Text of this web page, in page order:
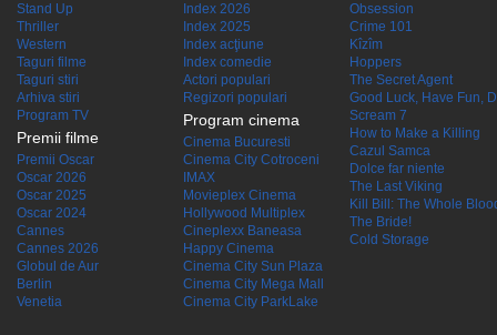
Stand Up
Thriller
Western
Taguri filme
Taguri stiri
Arhiva stiri
Program TV
Premii filme
Premii Oscar
Oscar 2026
Oscar 2025
Oscar 2024
Cannes
Cannes 2026
Globul de Aur
Berlin
Venetia
Index 2026
Index 2025
Index acţiune
Index comedie
Actori populari
Regizori populari
Program cinema
Cinema Bucuresti
Cinema City Cotroceni
IMAX
Movieplex Cinema
Hollywood Multiplex
Cineplexx Baneasa
Happy Cinema
Cinema City Sun Plaza
Cinema City Mega Mall
Cinema City ParkLake
Obsession
Crime 101
Kîzîm
Hoppers
The Secret Agent
Good Luck, Have Fun,
Scream 7
How to Make a Killing
Cazul Samca
Dolce far niente
The Last Viking
Kill Bill: The Whole
The Bride!
Cold Storage